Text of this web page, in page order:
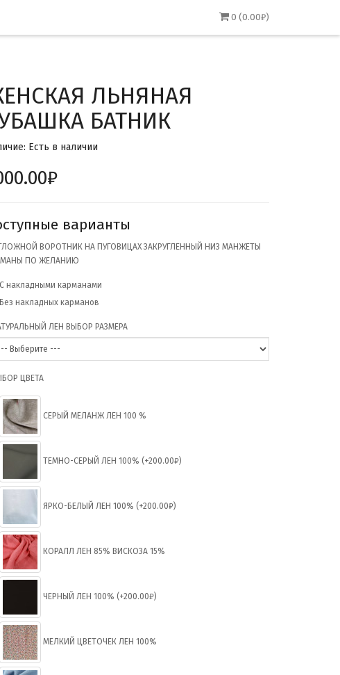
0 (0.00₽)
ЛЬНЯНАЯ
БАТНИК
Есть в наличии
варианты
ВОРОТНИК НА ПУГОВИЦАХ ЗАКРУГЛЕННЫЙ НИЗ МАНЖЕТЫ
ПО ЖЕЛАНИЮ
С накладными карманами
Без накладных карманов
ЛЕН ВЫБОР РАЗМЕРА
ЦВЕТА
СЕРЫЙ МЕЛАНЖ ЛЕН 100 %
ТЕМНО-СЕРЫЙ ЛЕН 100% (+200.00₽)
ЯРКО-БЕЛЫЙ ЛЕН 100% (+200.00₽)
КОРАЛЛ ЛЕН 85% ВИСКОЗА 15%
ЧЕРНЫЙ ЛЕН 100% (+200.00₽)
МЕЛКИЙ ЦВЕТОЧЕК ЛЕН 100%